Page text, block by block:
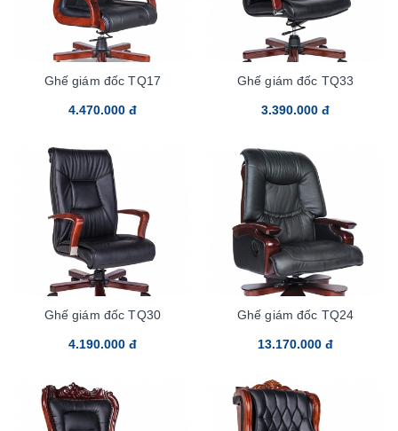
Ghế giám đốc TQ17
4.470.000 đ
Ghế giám đốc TQ33
3.390.000 đ
Ghế giám đốc TQ30
4.190.000 đ
Ghế giám đốc TQ24
13.170.000 đ